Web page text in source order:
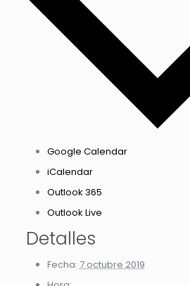
Google Calendar
iCalendar
Outlook 365
Outlook Live
Detalles
Fecha: 7 octubre 2019